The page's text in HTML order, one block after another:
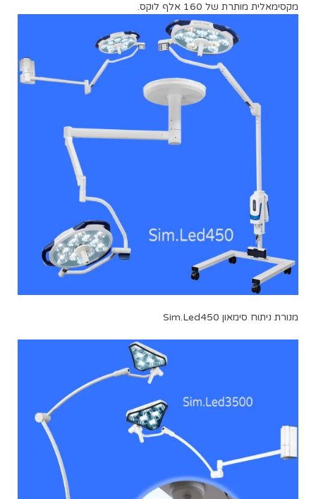
מקסימאלית מותרת של 160 אלף לוקס.
מנורת ניתוח סימאון Sim.Led450